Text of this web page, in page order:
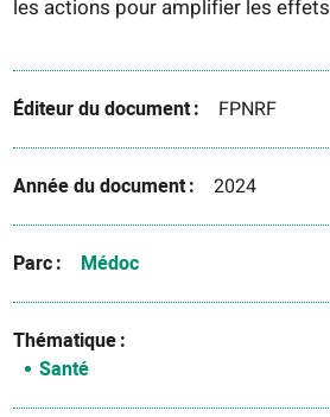
les actions pour amplifier les effets
Éditeur du document FPNRF
Année du document 2024
Parc Médoc
Thématique
Santé